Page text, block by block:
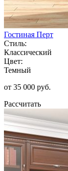
Гостиная Перт
Стиль:
Классический
Цвет:
Темный
от 35 000 руб.
Рассчитать